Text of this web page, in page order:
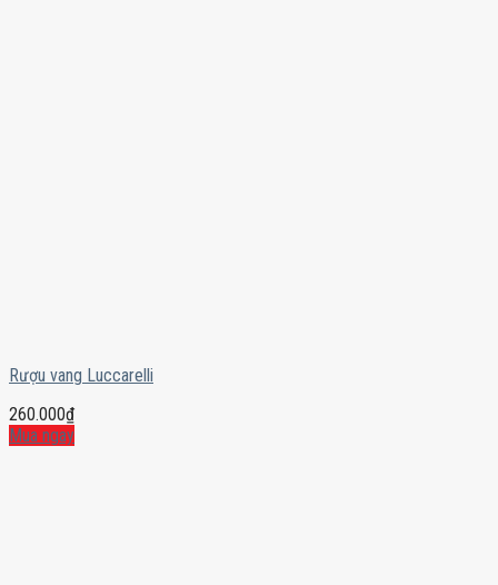
Rượu vang Luccarelli
260.000₫
Mua ngay